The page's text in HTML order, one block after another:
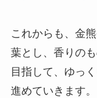
これからも、金
葉とし、香りの
目指して、ゆっ
進めていきます。